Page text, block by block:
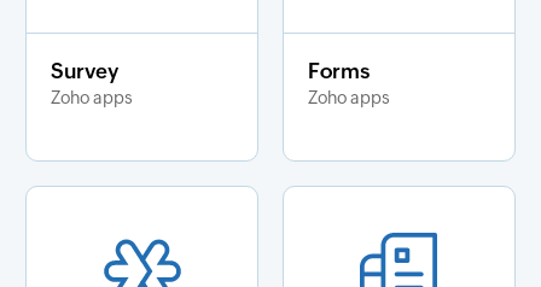
Survey
Zoho apps
Forms
Zoho apps